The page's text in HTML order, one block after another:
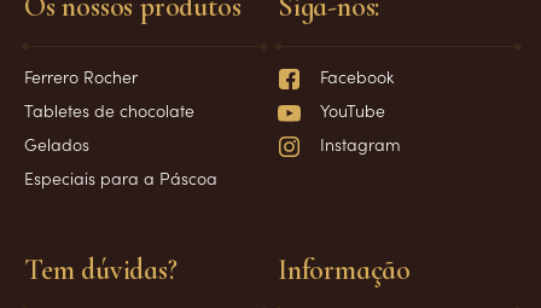
Ferrero Rocher
Tabletes de chocolate
Gelados
Especiais para a Páscoa
Tem dúvidas? Informação
Facebook
YouTube
Instagram